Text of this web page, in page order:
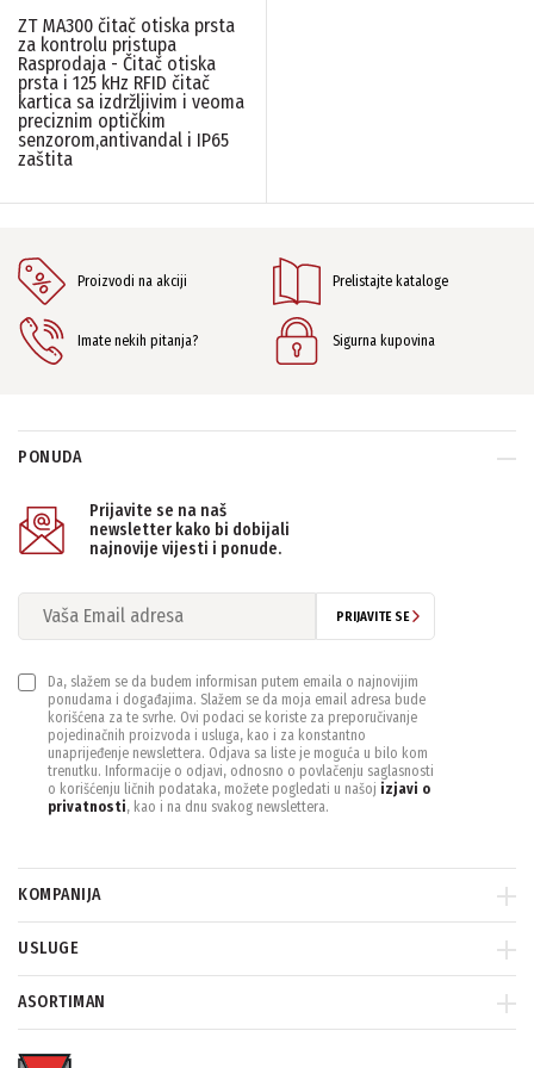
Softver(1)
ZT(1)
DISPLAY
Nema(2)
FREKVENCIJA
STANDALONE
Da
VERIFIKACIJA
PONIŠTITE SVE FILTERE
ZT MA300 čitač otiska prsta
za kontrolu pristupa
Rasprodaja - Čitač otiska
prsta i 125 kHz RFID čitač
kartica sa izdržljivim i veoma
preciznim optičkim
senzorom,antivandal i IP65
zaštita
Proizvodi na akciji Prelistajte kataloge
Imate nekih pitanja? Sigurna kupovina
PONUDA
Prijavite se na naš
newsletter kako bi dobijali
najnovije vijesti i ponude.
PRIJAVITE SE
Da, slažem se da budem informisan putem emaila o najnovijim
ponudama i događajima. Slažem se da moja email adresa bude
korišćena za te svrhe. Ovi podaci se koriste za preporučivanje
pojedinačnih proizvoda i usluga, kao i za konstantno
unaprijeđenje newslettera. Odjava sa liste je moguća u bilo kom
trenutku. Informacije o odjavi, odnosno o povlačenju saglasnosti
o korišćenju ličnih podataka, možete pogledati u našoj izjavi o
privatnosti, kao i na dnu svakog newslettera.
KOMPANIJA
USLUGE
ASORTIMAN